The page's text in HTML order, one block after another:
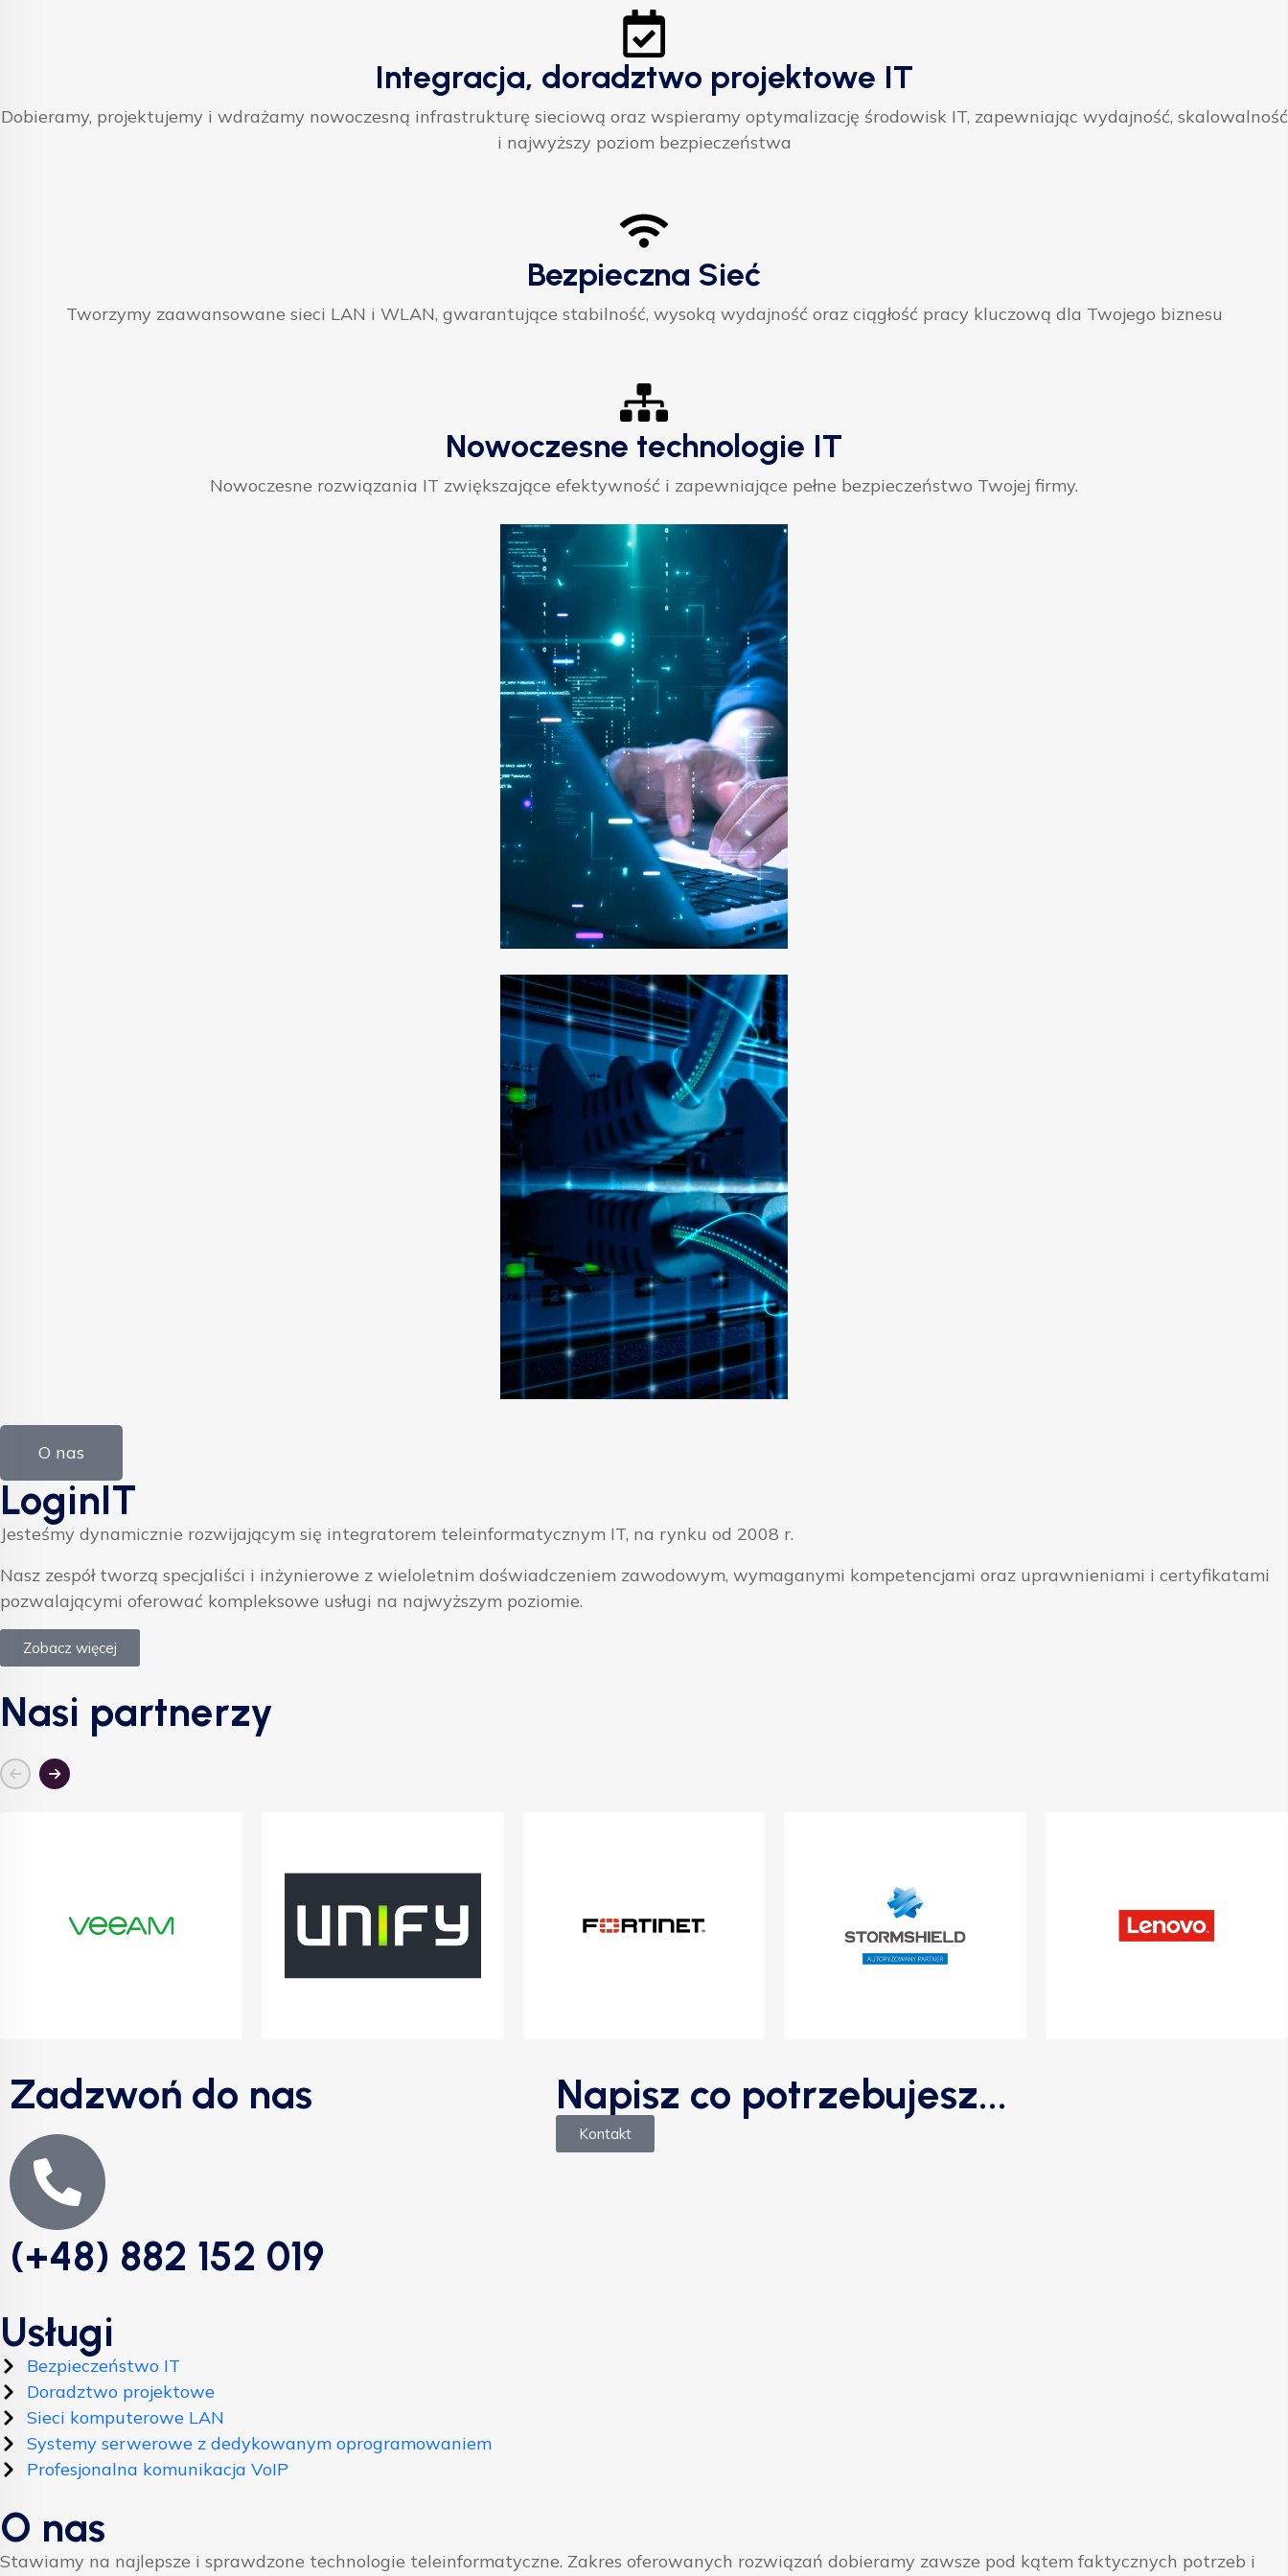
Integracja, doradztwo projektowe IT
Dobieramy, projektujemy i wdrażamy nowoczesną infrastrukturę sieciową oraz wspieramy optymalizację środowisk IT, zapewniając wydajność, skalowalność
i najwyższy poziom bezpieczeństwa
Bezpieczna Sieć
Tworzymy zaawansowane sieci LAN i WLAN, gwarantujące stabilność, wysoką wydajność oraz ciągłość pracy kluczową dla Twojego biznesu
Nowoczesne technologie IT
Nowoczesne rozwiązania IT zwiększające efektywność i zapewniające pełne bezpieczeństwo Twojej firmy.
O nas
LoginIT
Jesteśmy dynamicznie rozwijającym się integratorem teleinformatycznym IT, na rynku od 2008 r.
Nasz zespół tworzą specjaliści i inżynierowe z wieloletnim doświadczeniem zawodowym, wymaganymi kompetencjami oraz uprawnieniami i certyfikatami
pozwalającymi oferować kompleksowe usługi na najwyższym poziomie.
Zobacz więcej
Nasi partnerzy
Zadzwoń do nas
(+48) 882 152 019
Napisz co potrzebujesz...
Kontakt
Usługi
Bezpieczeństwo IT
Doradztwo projektowe
Sieci komputerowe LAN
Systemy serwerowe z dedykowanym oprogramowaniem
Profesjonalna komunikacja VoIP
O nas
Stawiamy na najlepsze i sprawdzone technologie teleinformatyczne. Zakres oferowanych rozwiązań dobieramy zawsze pod kątem faktycznych potrzeb i